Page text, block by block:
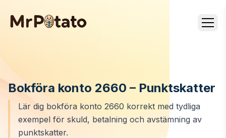
Bokföra konto 2660 – Punktskatter
Lär dig bokföra konto 2660 korrekt med tydliga
exempel för skuld, betalning och avstämning av
punktskatter.